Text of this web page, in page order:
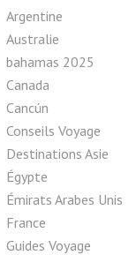
Argentine
Australie
bahamas 2025
Canada
Cancún
Conseils Voyage
Destinations Asie
Égypte
Émirats Arabes Unis
France
Guides Voyage